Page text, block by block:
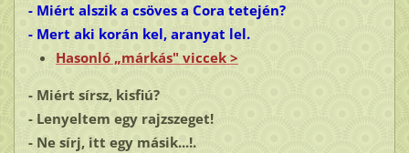
- Miért alszik a csöves a Cora tetején?
- Mert aki korán kel, aranyat lel.
Hasonló „márkás" viccek >
- Miért sírsz, kisfiú?
- Lenyeltem egy rajzszeget!
- Ne sírj, itt egy másik...!.